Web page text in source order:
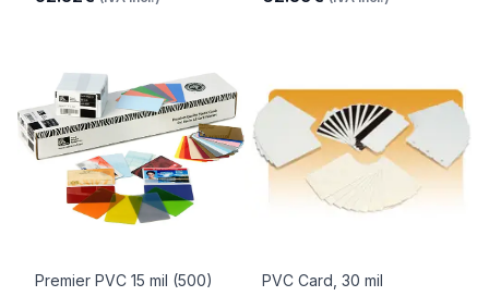
Premier PVC 15 mil (500) PVC Card, 30 mil